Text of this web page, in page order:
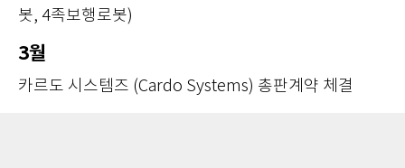
봇, 4족보행로봇)
3월
카르도 시스템즈 (Cardo Systems) 총판계약 체결